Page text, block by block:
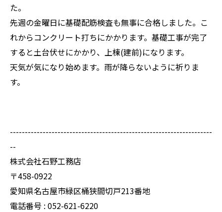
た。
先週の金曜日に基礎配筋検査も無事に合格しました。こ
れからコンクリート打ちにかかります。基礎工事が完了
すると土台伏せにかかり、上棟(建前)になります。
天気が気になり始めます。雨が降らないように祈りま
す。
--------------------------------------------------------------------
--
株式会社石野工務店
〒458-0922
愛知県名古屋市緑区桶狭間切戸213番地
電話番号 : 052-621-6220